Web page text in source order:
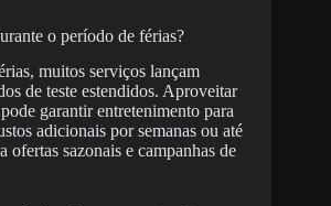
o período de férias?
muitos serviços lançam
de teste estendidos. Aproveitar
garantir entretenimento para
adicionais por semanas ou até
ofertas sazonais e campanhas de